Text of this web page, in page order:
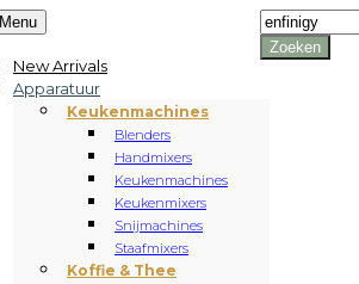
Menu
New Arrivals
Apparatuur
Keukenmachines
Blenders
Handmixers
Keukenmachines
Keukenmixers
Snijmachines
Staafmixers
Koffie & Thee
Producten
zoeken
Zoeken